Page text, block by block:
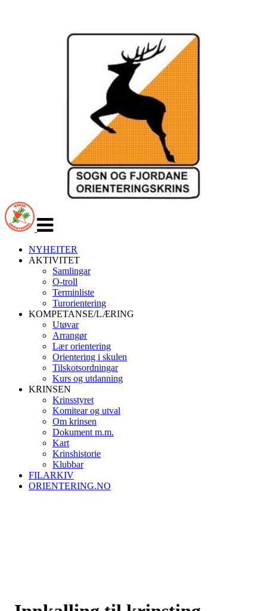
navigasjon
NYHEITER
AKTIVITET
Samlingar
O-troll
Terminliste
Turorientering
KOMPETANSE/LÆRING
Utøvar
Arrangør
Lær orientering
Orientering i skulen
Tilskotsordningar
Kurs og utdanning
KRINSEN
Krinsstyret
Komitear og utval
Om krinsen
Dokument m.m.
Kart
Krinshistorie
Klubbar
FILARKIV
ORIENTERING.NO